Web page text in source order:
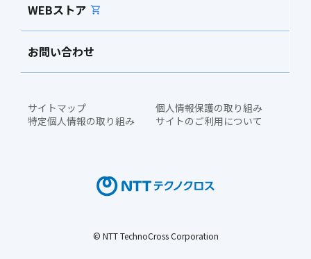
WEBストア
お問い合わせ
サイトマップ
個人情報保護の取り組み
特定個人情報の取り組み
サイトのご利用について
© NTT TechnoCross Corporation